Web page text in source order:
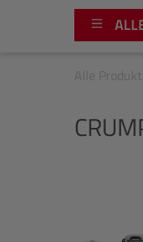
Video
Fujifilm
Alle Produkte